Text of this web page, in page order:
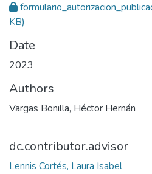
KB)
Date
2023
Authors
Vargas Bonilla, Héctor Hernán
dc.contributor.advisor
Lennis Cortés, Laura Isabel